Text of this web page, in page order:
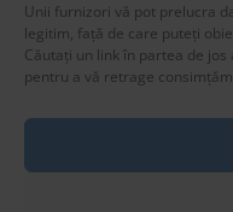
Unii furnizori vă pot prelucra
legitim, față de care puteți
Căutați un link în partea de
pentru a vă retrage
Privacy & Cookies: This site